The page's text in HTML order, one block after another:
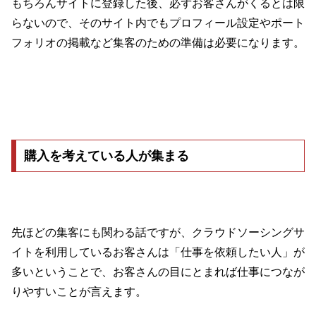
もちろんサイトに登録した後、必ずお客さんがくるとは限
らないので、そのサイト内でもプロフィール設定やポート
フォリオの掲載など集客のための準備は必要になります。
購入を考えている人が集まる
先ほどの集客にも関わる話ですが、クラウドソーシングサ
イトを利用しているお客さんは「仕事を依頼したい人」が
多いということで、お客さんの目にとまれば仕事につなが
りやすいことが言えます。